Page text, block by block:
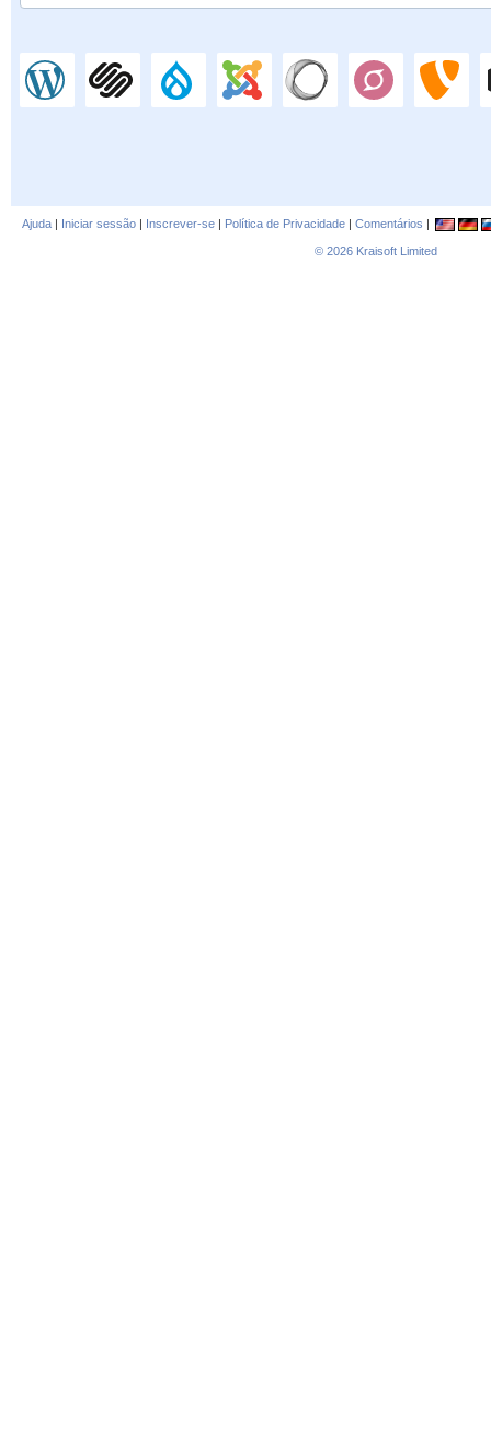
Ajuda | Iniciar sessão | Inscrever-se | Política de Privacidade | Comentários |
© 2026 Kraisoft Limited